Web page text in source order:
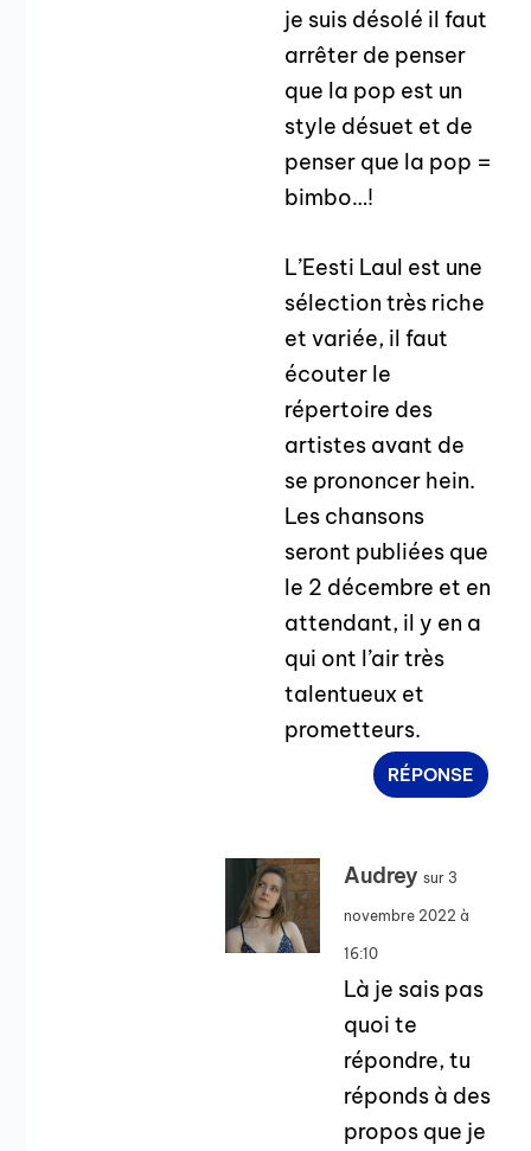
je suis désolé il faut
arrêter de penser
que la pop est un
style désuet et de
penser que la pop =
bimbo…!
L’Eesti Laul est une
sélection très riche
et variée, il faut
écouter le
répertoire des
artistes avant de
se prononcer hein.
Les chansons
seront publiées que
le 2 décembre et en
attendant, il y en a
qui ont l’air très
talentueux et
prometteurs.
RÉPONSE
Audrey sur 3
novembre 2022 à
16:10
Là je sais pas
quoi te
répondre, tu
réponds à des
propos que je